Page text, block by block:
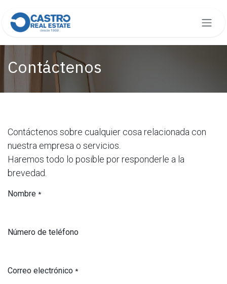
Contáctenos
Contáctenos sobre cualquier cosa relacionada con
nuestra empresa o servicios.
Haremos todo lo posible por responderle a la
brevedad.
Nombre *
Número de teléfono
Correo electrónico *